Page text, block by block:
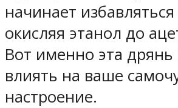
начинает
окисляя этанол до
Вот именно эта дрянь
влиять на ваше
настроение.